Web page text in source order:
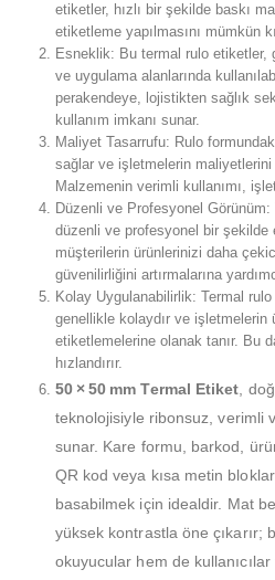
etiketler, hızlı bir şekilde baskı
etiketleme yapılmasını mümkün
Esneklik: Bu termal rulo etiketler,
ve uygulama alanlarında
perakendeye, lojistikten sağlık
kullanım imkanı sunar.
Maliyet Tasarrufu: Rulo
sağlar ve işletmelerin maliyetlerini
Malzemenin verimli kullanımı,
Düzenli ve Profesyonel
düzenli ve profesyonel bir şekilde
müşterilerin ürünlerinizi daha
güvenilirliğini artırmalarına
Kolay Uygulanabilirlik: Termal
genellikle kolaydır ve işletmelerin
etiketlemelerine olanak tanır. Bu
hızlandırır.
50 × 50 mm Termal Etiket,
teknolojisiyle ribonsuz, verimli
sunar. Kare formu, barkod,
QR kod veya kısa metin
basabilmek için idealdir. Mat
yüksek kontrastla öne çıkarır;
okuyucular hem de kullanıcılar